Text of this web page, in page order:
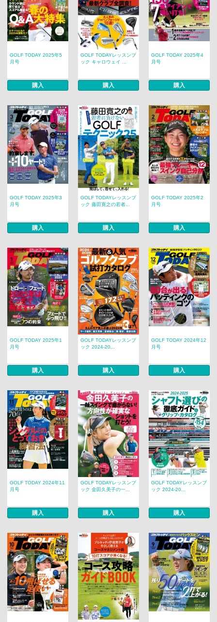
GOLF TODAY 2025年5
月号
購入
GOLF TODAYレッスンブ
ック キャロウェイ ...
購入
GOLF TODAY 2025年4
月号
購入
GOLF TODAY 2025年3
月号
購入
GOLF TODAYレッスンブ
ック 藤田寛之の若者...
購入
GOLF TODAY 2025年2
月号
購入
GOLF TODAY 2025年1
月号
購入
GOLF TODAYレッスンブ
ック 2024-20...
購入
GOLF TODAY 2024年12
月号
購入
GOLF TODAY 2024年11
月号
購入
GOLF TODAYレッスンブ
ック 金田久美子の一...
購入
GOLF TODAYレッスンブ
ック 2024-20...
購入